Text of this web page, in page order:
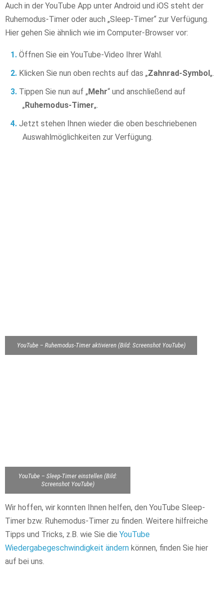
Auch in der YouTube App unter Android und iOS steht der
Ruhemodus-Timer oder auch „Sleep-Timer“ zur Verfügung.
Hier gehen Sie ähnlich wie im Computer-Browser vor:
Öffnen Sie ein YouTube-Video Ihrer Wahl.
Klicken Sie nun oben rechts auf das „Zahnrad-Symbol„.
Tippen Sie nun auf „Mehr“ und anschließend auf
„Ruhemodus-Timer„.
Jetzt stehen Ihnen wieder die oben beschriebenen
Auswahlmöglichkeiten zur Verfügung.
YouTube – Ruhemodus-Timer aktivieren (Bild: Screenshot YouTube)
YouTube – Sleep-Timer einstellen (Bild:
Screenshot YouTube)
Wir hoffen, wir konnten Ihnen helfen, den YouTube Sleep-
Timer bzw. Ruhemodus-Timer zu finden. Weitere hilfreiche
Tipps und Tricks, z.B. wie Sie die YouTube
Wiedergabegeschwindigkeit ändern können, finden Sie hier
auf bei uns.